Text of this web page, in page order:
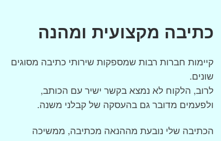
כתיבה מקצועית ומהנה
קיימות חברות רבות שמספקות שירותי כתיבה מסוגים
שונים.
לרוב, הלקוח לא נמצא בקשר ישיר עם הכותב,
ולפעמים מדובר גם בהעסקה של קבלני משנה.
הכתיבה שלי נובעת מההנאה מכתיבה, ממשיכה